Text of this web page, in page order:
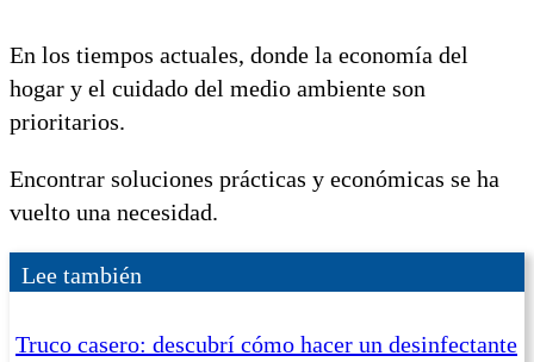
En los tiempos actuales, donde la economía del
hogar y el cuidado del medio ambiente son
prioritarios.
Encontrar soluciones prácticas y económicas se ha
vuelto una necesidad.
Lee también
Truco casero: descubrí cómo hacer un desinfectante